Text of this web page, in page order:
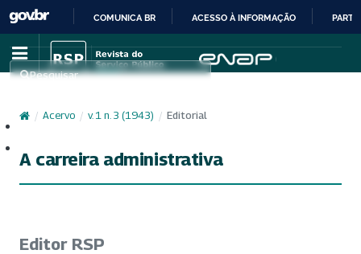
IR
PARA
CONTEÚDO
COMUNICA BR ACESSO À INFORMAÇÃO
Pesquisar
/ Acervo / v. 1 n. 3 (1943) / Editorial
A carreira administrativa
Editor RSP